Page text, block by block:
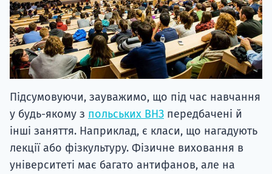
Підсумовуючи, зауважимо, що під час навчання
у будь-якому з польських ВНЗ передбачені й
інші заняття. Наприклад, є класи, що нагадують
лекції або фізкультуру. Фізичне виховання в
університеті має багато антифанов, але на